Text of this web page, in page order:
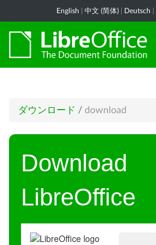
English 中文 (简体) Deutsch
ダウンロード / download
Download
LibreOffice